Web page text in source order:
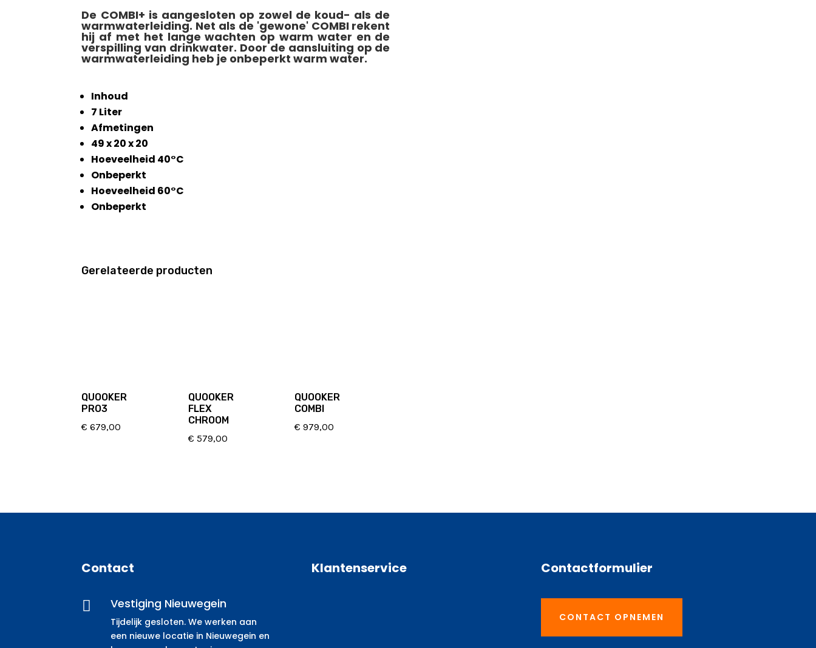
De COMBI+ is aangesloten op zowel de koud- als de
warmwaterleiding. Net als de 'gewone' COMBI rekent
hij af met het lange wachten op warm water en de
verspilling van drinkwater. Door de aansluiting op de
warmwaterleiding heb je onbeperkt warm water.
Inhoud
7 Liter
Afmetingen
49 x 20 x 20
Hoeveelheid 40°C
Onbeperkt
Hoeveelheid 60°C
Onbeperkt
Gerelateerde producten
QUOOKER
PRO3
€ 679,00
QUOOKER
FLEX
CHROOM
€ 579,00
QUOOKER
COMBI
€ 979,00
Contact
 Vestiging Nieuwegein
Tijdelijk gesloten. We werken aan
een nieuwe locatie in Nieuwegein en
Klantenservice Contactformulier
CONTACT OPNEMEN